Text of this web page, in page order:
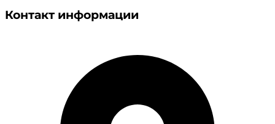
Контакт информации